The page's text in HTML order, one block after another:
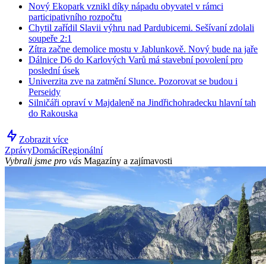
Nový Ekopark vznikl díky nápadu obyvatel v rámci
participativního rozpočtu
Chytil zařídil Slavii výhru nad Pardubicemi. Sešívaní zdolali
soupeře 2:1
Zítra začne demolice mostu v Jablunkově. Nový bude na jaře
Dálnice D6 do Karlových Varů má stavební povolení pro
poslední úsek
Univerzita zve na zatmění Slunce. Pozorovat se budou i
Perseidy
Silničáři opraví v Majdaleně na Jindřichohradecku hlavní tah
do Rakouska
Zobrazit více
ZprávyDomácíRegionální
Vybrali jsme pro vás Magazíny a zajímavosti